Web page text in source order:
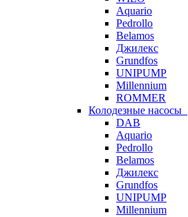
Aquario
Pedrollo
Belamos
Джилекс
Grundfos
UNIPUMP
Millennium
ROMMER
Колодезные насосы
DAB
Aquario
Pedrollo
Belamos
Джилекс
Grundfos
UNIPUMP
Millennium